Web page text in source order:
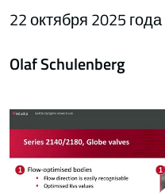
22 октября 2025 года
Olaf Schulenberg